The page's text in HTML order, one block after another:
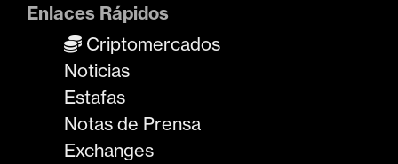
Enlaces Rápidos
Criptomercados
Noticias
Estafas
Notas de Prensa
Exchanges